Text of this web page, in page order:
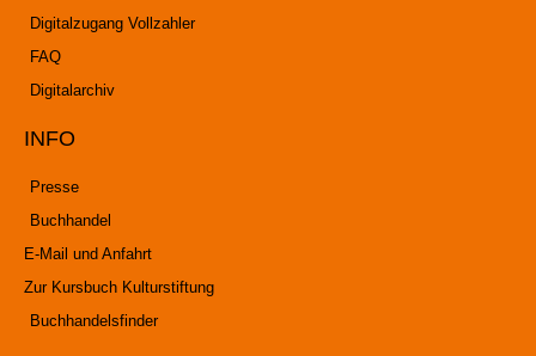
Digitalzugang Vollzahler
FAQ
Digitalarchiv
INFO
Presse
Buchhandel
E-Mail und Anfahrt
Zur Kursbuch Kulturstiftung
Buchhandelsfinder